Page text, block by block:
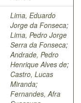
Lima, Eduardo
Jorge da Fonseca;
Lima, Pedro Jorge
Serra da Fonseca;
Andrade, Pedro
Henrique Alves de;
Castro, Lucas
Miranda;
Fernandes, Afra